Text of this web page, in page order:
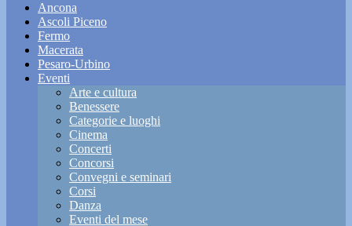
Ancona
Ascoli Piceno
Fermo
Macerata
Pesaro-Urbino
Eventi
Arte e cultura
Benessere
Categorie e luoghi
Cinema
Concerti
Concorsi
Convegni e seminari
Corsi
Danza
Eventi del mese